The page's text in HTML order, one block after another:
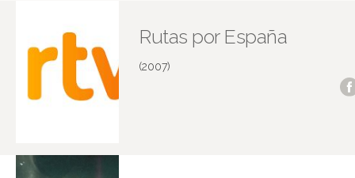
Rutas por España
(2007)